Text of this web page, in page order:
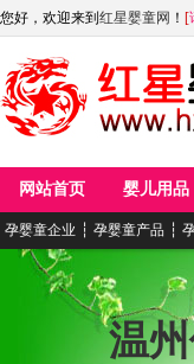
您好，欢迎来到 红星婴童网 ！ [
网站首页 婴儿用品
孕婴童企业 ┆ 孕婴童产品 ┆
温